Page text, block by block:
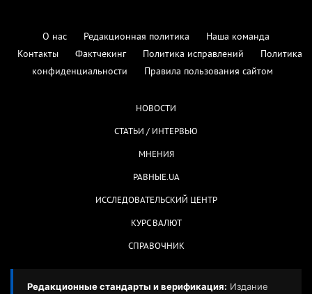
О нас Редакционная политика
Наша команда
Контакты
Фактчекинг Политика исправлений
Политика
конфиденциальности
Правила пользования сайтом
НОВОСТИ
СТАТЬИ / ИНТЕРВЬЮ
МНЕНИЯ
РАВНЫЕ.UA
ИССЛЕДОВАТЕЛЬСКИЙ ЦЕНТР
КУРС ВАЛЮТ
СПРАВОЧНИК
Редакционные стандарты и верификация: Издание